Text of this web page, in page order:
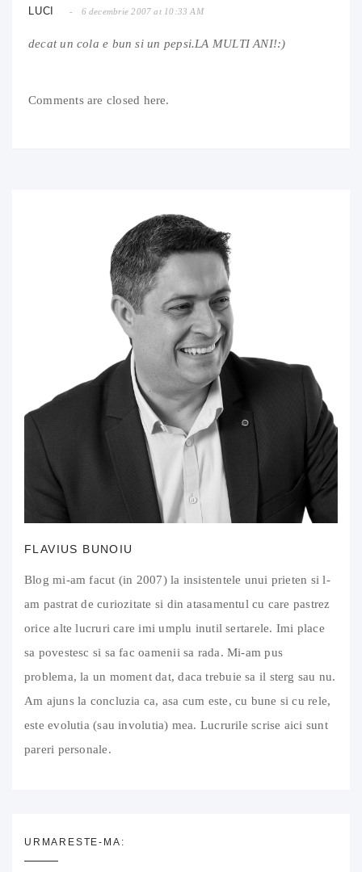
LUCI 6 decembrie 2007 at 10:33 AM
decat un cola e bun si un pepsi.LA MULTI ANI!:)
Comments are closed here.
FLAVIUS BUNOIU
Blog mi-am facut (in 2007) la insistentele unui prieten si l-
am pastrat de curiozitate si din atasamentul cu care pastrez
orice alte lucruri care imi umplu inutil sertarele. Imi place
sa povestesc si sa fac oamenii sa rada. Mi-am pus
problema, la un moment dat, daca trebuie sa il sterg sau nu.
Am ajuns la concluzia ca, asa cum este, cu bune si cu rele,
este evolutia (sau involutia) mea. Lucrurile scrise aici sunt
pareri personale.
URMARESTE-MA: